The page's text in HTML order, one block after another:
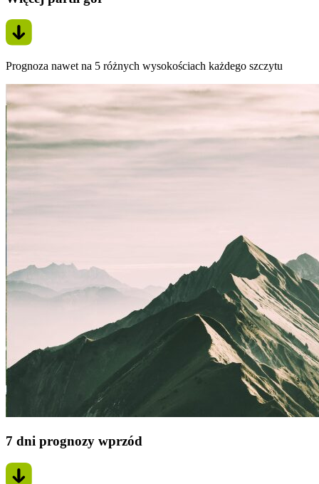
Prognoza nawet na 5 różnych wysokościach każdego szczytu
7 dni prognozy wprzód